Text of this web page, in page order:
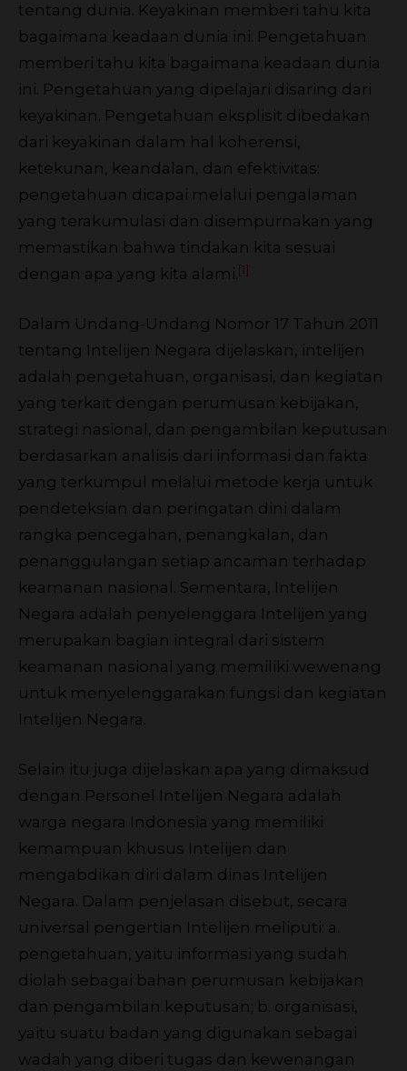
tentang dunia. Keyakinan memberi tahu kita
bagaimana keadaan dunia ini. Pengetahuan
memberi tahu kita bagaimana keadaan dunia
ini. Pengetahuan yang dipelajari disaring dari
keyakinan. Pengetahuan eksplisit dibedakan
dari keyakinan dalam hal koherensi,
ketekunan, keandalan, dan efektivitas:
pengetahuan dicapai melalui pengalaman
yang terakumulasi dan disempurnakan yang
memastikan bahwa tindakan kita sesuai
dengan apa yang kita alami. [1]
Dalam Undang-Undang Nomor 17 Tahun 2011
tentang Intelijen Negara dijelaskan, intelijen
adalah pengetahuan, organisasi, dan kegiatan
yang terkait dengan perumusan kebijakan,
strategi nasional, dan pengambilan keputusan
berdasarkan analisis dari informasi dan fakta
yang terkumpul melalui metode kerja untuk
pendeteksian dan peringatan dini dalam
rangka pencegahan, penangkalan, dan
penanggulangan setiap ancaman terhadap
keamanan nasional. Sementara, Intelijen
Negara adalah penyelenggara Intelijen yang
merupakan bagian integral dari sistem
keamanan nasional yang memiliki wewenang
untuk menyelenggarakan fungsi dan kegiatan
Intelijen Negara.
Selain itu juga dijelaskan apa yang dimaksud
dengan Personel Intelijen Negara adalah
warga negara Indonesia yang memiliki
kemampuan khusus Intelijen dan
mengabdikan diri dalam dinas Intelijen
Negara. Dalam penjelasan disebut, secara
universal pengertian Intelijen meliputi: a.
pengetahuan, yaitu informasi yang sudah
diolah sebagai bahan perumusan kebijakan
dan pengambilan keputusan; b. organisasi,
yaitu suatu badan yang digunakan sebagai
wadah yang diberi tugas dan kewenangan